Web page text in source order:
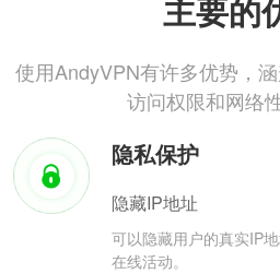
主要的
使用AndyVPN有许多优势，涵
访问权限和网络
隐私保护
隐藏IP地址
可以隐藏用户的真实IP
在线活动。